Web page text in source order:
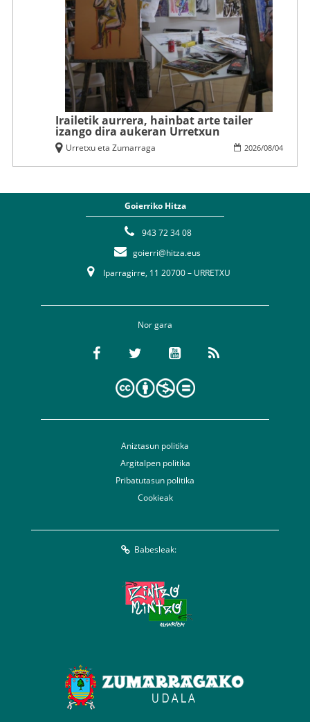
Irailetik aurrera, hainbat arte tailer
izango dira aukeran Urretxun
2026/08/04
Urretxu eta Zumarraga
Goierriko Hitza
943 72 34 08
goierri@hitza.eus
Iparragirre, 11 20700 – URRETXU
Nor gara
Aniztasun politika
Argitalpen politika
Pribatutasun politika
Cookieak
Babesleak: